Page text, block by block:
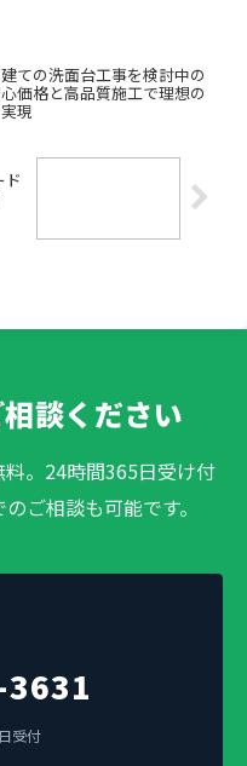
ての洗面台工事を検討中の
価格と高品質施工で理想の
現
談ください
。24時間365日受け付
ご相談も可能です。
受付